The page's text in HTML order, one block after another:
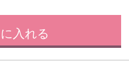
入れる